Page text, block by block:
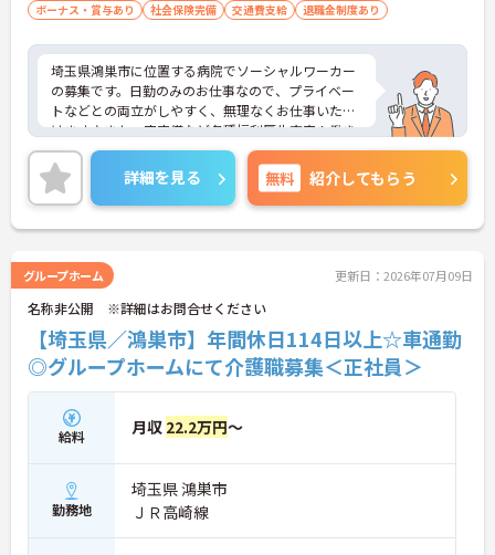
ボーナス・賞与あり
社会保険完備 交通費支給 退職金制度あり
埼玉県鴻巣市に位置する病院でソーシャルワーカー
の募集です。日勤のみのお仕事なので、プライベー
トなどとの両立がしやすく、無理なくお仕事いただ
けます♪また、寮完備など各種福利厚生充実！働き
やすい環境が整っています！ご興味のある方はご面
接のポイントお伝えしますのでご気軽にお問い合わ
せください。
詳細を見る 無料 紹介してもらう
グループホーム 更新日：2026年07月09日
名称非公開 ※詳細はお問合せください
【埼玉県／鴻巣市】年間休日114日以上☆車通勤
◎グループホームにて介護職募集＜正社員＞
給料 月収 22.2万円～
勤務地
埼玉県 鴻巣市
ＪＲ高崎線